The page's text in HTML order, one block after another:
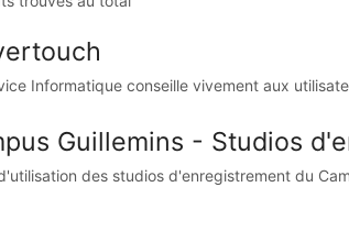
Informatique conseille vivement aux
Guillemins - Studios
des studios d'enregistrement du